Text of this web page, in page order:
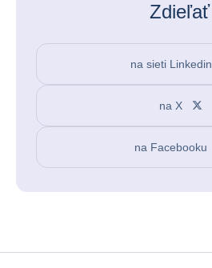
Zdieľať
na sieti Linkedin
na X
na Facebooku